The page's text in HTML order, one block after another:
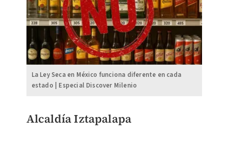
La Ley Seca en México funciona diferente en cada
estado | Especial Discover Milenio
Alcaldía Iztapalapa